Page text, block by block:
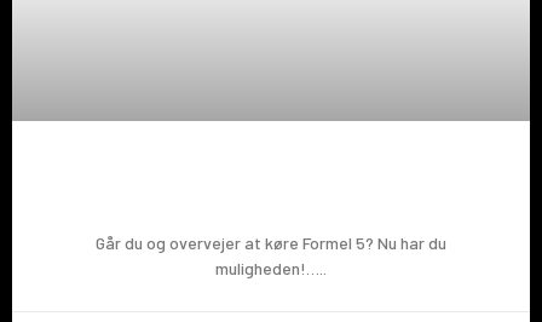
Går du og overvejer at køre Formel 5? Nu har du
muligheden!…..